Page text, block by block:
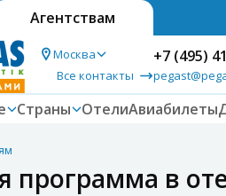
Агентствам
Москва
Все контакты
+7 (495)
Страны ОтелиАвиабилеты
программа в